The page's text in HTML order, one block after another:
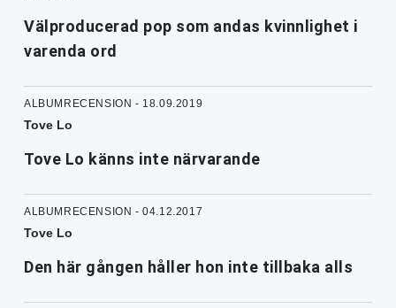
Välproducerad pop som andas kvinnlighet i
varenda ord
ALBUMRECENSION - 18.09.2019
Tove Lo
Tove Lo känns inte närvarande
ALBUMRECENSION - 04.12.2017
Tove Lo
Den här gången håller hon inte tillbaka alls